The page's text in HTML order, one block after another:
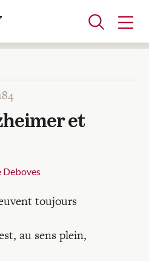
et
Deboves
toujours
au sens plein,